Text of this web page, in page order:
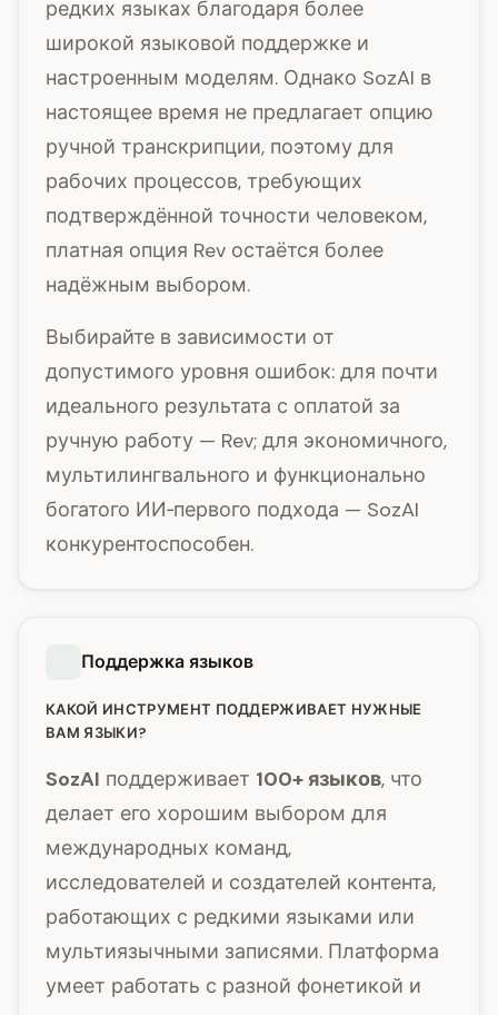
редких языках благодаря более
широкой языковой поддержке и
настроенным моделям. Однако SozAI в
настоящее время не предлагает опцию
ручной транскрипции, поэтому для
рабочих процессов, требующих
подтверждённой точности человеком,
платная опция Rev остаётся более
надёжным выбором.
Выбирайте в зависимости от
допустимого уровня ошибок: для почти
идеального результата с оплатой за
ручную работу — Rev; для экономичного,
мультилингвального и функционально
богатого ИИ‑первого подхода — SozAI
конкурентоспособен.
Поддержка языков
КАКОЙ ИНСТРУМЕНТ ПОДДЕРЖИВАЕТ НУЖНЫЕ
ВАМ ЯЗЫКИ?
SozAI поддерживает 100+ языков, что
делает его хорошим выбором для
международных команд,
исследователей и создателей контента,
работающих с редкими языками или
мультиязычными записями. Платформа
умеет работать с разной фонетикой и